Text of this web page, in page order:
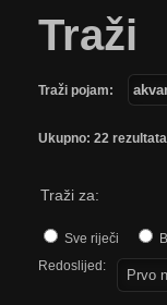
Traži
Traži pojam:
Ukupno: 22
Traži za:
Sve riječi
Redoslijed: